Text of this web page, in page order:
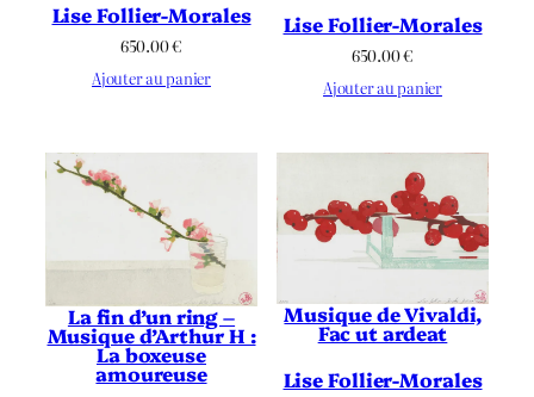
Lise Follier-Morales
650.00€
Ajouter au panier
Lise Follier-Morales
650.00€
Ajouter au panier
La fin d’un ring –
Musique d’Arthur H :
La boxeuse
amoureuse
Musique de Vivaldi,
Fac ut ardeat
Lise Follier-Morales